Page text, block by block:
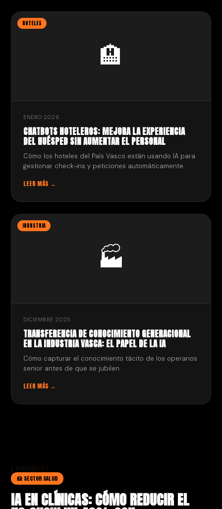
🏨
HOTELES
ENERO 2026
CHATBOTS HOTELEROS: MEJORA LA EXPERIENCIA
DEL HUÉSPED SIN AUMENTAR EL PERSONAL
Cómo los hoteles del País Vasco están usando IA para
gestionar check-ins y peticiones automáticamente.
LEER MÁS →
🏭
INDUSTRIA
DICIEMBRE 2025
TRANSFERENCIA DE CONOCIMIENTO GENERACIONAL
EN LA INDUSTRIA VASCA: EL PAPEL DE LA IA
Cómo capturar el conocimiento tácito de los operarios
senior antes de que se jubilen.
LEER MÁS →
🏥 SECTOR SALUD
IA EN CLÍNICAS: CÓMO REDUCIR EL
LAGUNBOT
Agencia de IA especializada en el
País Vasco. Chatbots, agentes de